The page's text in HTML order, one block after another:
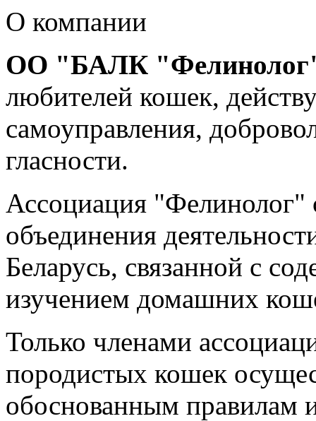
О компании
ОО "БАЛК
любителей кошек,
самоуправления,
гласности.
Ассоциация "Фелинолог"
объединения
Беларусь, связанной с
изучением домашних
Только членами
породистых кошек
обоснованным правилам